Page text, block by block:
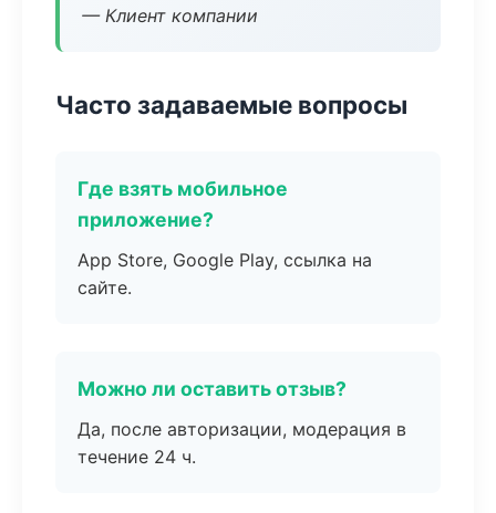
— Клиент компании
Часто задаваемые вопросы
Где взять мобильное
приложение?
App Store, Google Play, ссылка на
сайте.
Можно ли оставить отзыв?
Да, после авторизации, модерация в
течение 24 ч.